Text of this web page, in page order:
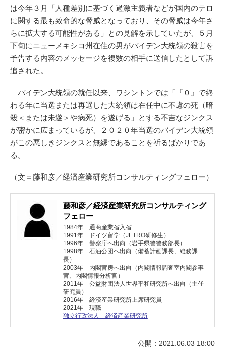
は今年３月「人種差別に基づく過激主義者などが国内のテロ
に関する最も致命的な脅威となっており、その脅威は今年さ
らに拡大する可能性がある」との見解を示していたが、５月
下旬にニューメキシコ州在住の男がバイデン大統領の殺害を
予告する内容のメッセージを複数の相手に送信したとして訴
追された。
バイデン大統領の就任以来、ワシントンでは「『０』で終
わる年に当選または再選した大統領は在任中に不慮の死（暗
殺＜または未遂＞や病死）を遂げる」とする不吉なジンクス
が密かに広まっているが、２０２０年当選のバイデン大統領
がこの悪しきジンクスと無縁であることを祈るばかりであ
る。
（文＝藤和彦／経済産業研究所コンサルティングフェロー）
藤和彦／経済産業研究所コンサルティング
フェロー
1984年 通商産業省入省
1991年 ドイツ留学（JETRO研修生）
1996年 警察庁へ出向（岩手県警警務部長）
1998年 石油公団へ出向（備蓄計画課長、総務課
長）
2003年 内閣官房へ出向（内閣情報調査室内閣参事
官、内閣情報分析官）
2011年 公益財団法人世界平和研究所へ出向（主任
研究員）
2016年 経済産業研究所上席研究員
2021年 現職
独立行政法人 経済産業研究所
公開：2021.06.03 18:00